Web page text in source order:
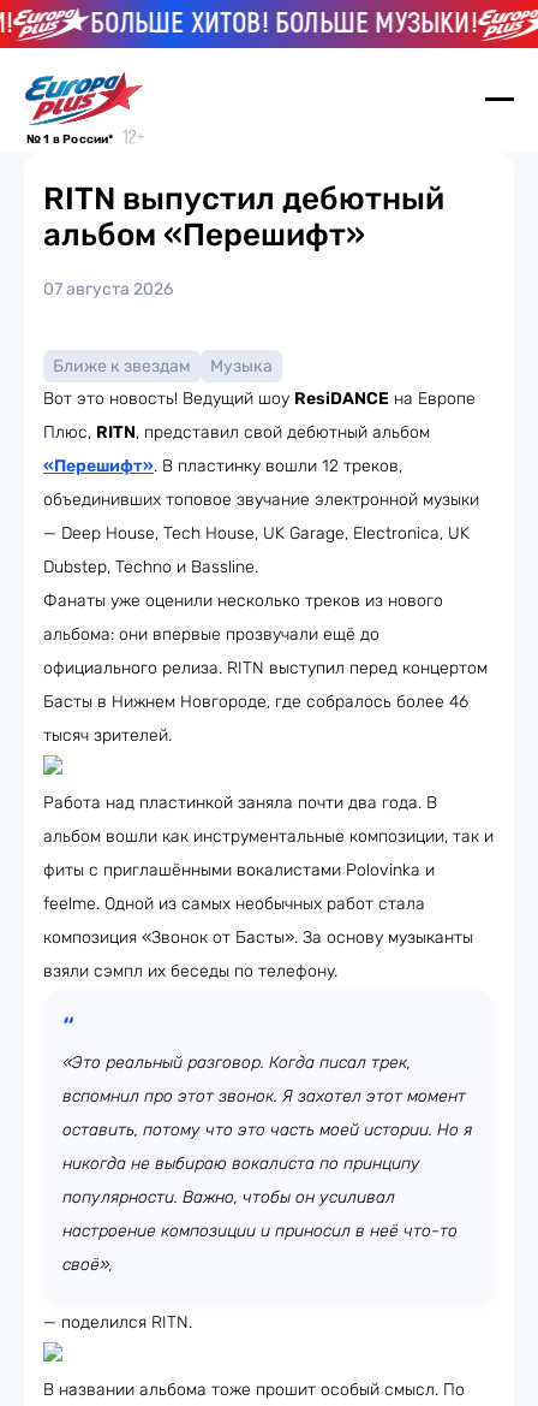
БОЛЬШЕ ХИТОВ! БОЛЬШЕ МУЗЫКИ!
№ 1 в России*
RITN выпустил дебютный
альбом «Перешифт»
07 августа 2026
Ближе к звездам
Музыка
Вот это новость! Ведущий шоу ResiDANCE на Европе
Плюс, RITN, представил свой дебютный альбом
«Перешифт». В пластинку вошли 12 треков,
объединивших топовое звучание электронной музыки
— Deep House, Tech House, UK Garage, Electronica, UK
Dubstep, Techno и Bassline.
Фанаты уже оценили несколько треков из нового
альбома: они впервые прозвучали ещё до
официального релиза. RITN выступил перед концертом
Басты в Нижнем Новгороде, где собралось более 46
тысяч зрителей.
Работа над пластинкой заняла почти два года. В
альбом вошли как инструментальные композиции, так и
фиты с приглашёнными вокалистами Polovinka и
feelme. Одной из самых необычных работ стала
композиция «Звонок от Басты». За основу музыканты
взяли сэмпл их беседы по телефону.
«Это реальный разговор. Когда писал трек,
вспомнил про этот звонок. Я захотел этот момент
оставить, потому что это часть моей истории. Но я
никогда не выбираю вокалиста по принципу
популярности. Важно, чтобы он усиливал
настроение композиции и приносил в неё что-то
своё»,
— поделился RITN.
В названии альбома тоже прошит особый смысл. По